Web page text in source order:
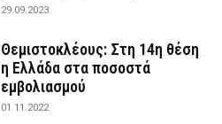
29.09.2023
Θεμιστοκλέους: Στη 14η θέση
η Ελλάδα στα ποσοστά
εμβολιασμού
01.11.2022